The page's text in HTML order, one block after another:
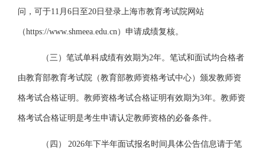
问，可于11 月 6 日至20 日登录上海市教育考试院网站
（https://www.shmeea.edu.cn） 申请成绩复核。
（三） 笔试单科成绩有效期为2年。笔试和面试均合格者
由教育部教育考试院（教育部教师资格考试中心）颁发教师资
格考试合格证明。教师资格考试合格证明有效期为3年。教师资
格考试合格证明是考生申请认定教师资格的必备条件。
（四） 2026年下半年面试报名时间具体公告信息请于笔